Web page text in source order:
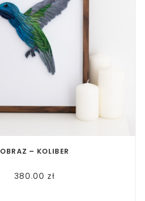
OBRAZ – KOLIBER
380.00 zł